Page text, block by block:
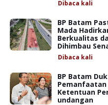
Dibaca kali
BP Batam
Mada
Berkualitas
Dihimbau
Dibaca kali
BP Batam
Pemanfaatan
Ketentuan
undangan